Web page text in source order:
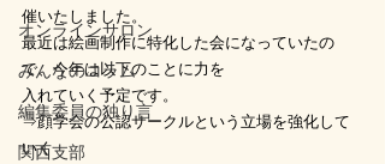
オンラインサロン
みんなのコラム
編集委員の独り言
関西支部
催いたしました。
最近は絵画制作に特化した会になっていたの
で、今年は以下のことに力を
入れていく予定です。
⇒顔学会の公認サークルという立場を強化して
いく